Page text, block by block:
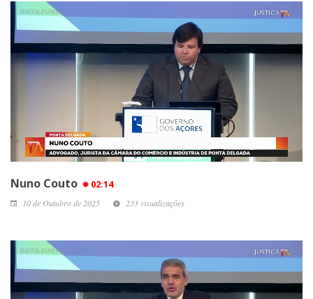
Nuno Couto 02:14
10 de Outubro de 2025 233 visualizações